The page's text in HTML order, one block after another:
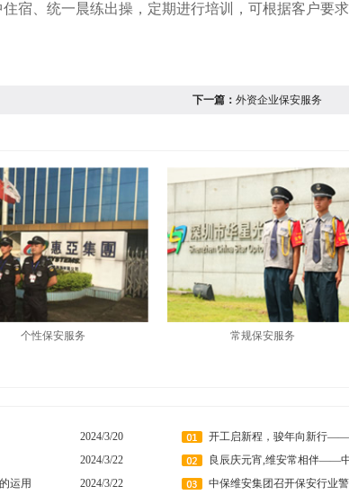
宿、统一晨练出操，定期进行培训，可根据客户要
下一篇： 外资企业保安服务
个性保安服务 常规保安服务
2024/3/20
2024/3/22
运用
2024/3/22
开工启新程，骏年向新行
良辰庆元宵,维安常相伴——